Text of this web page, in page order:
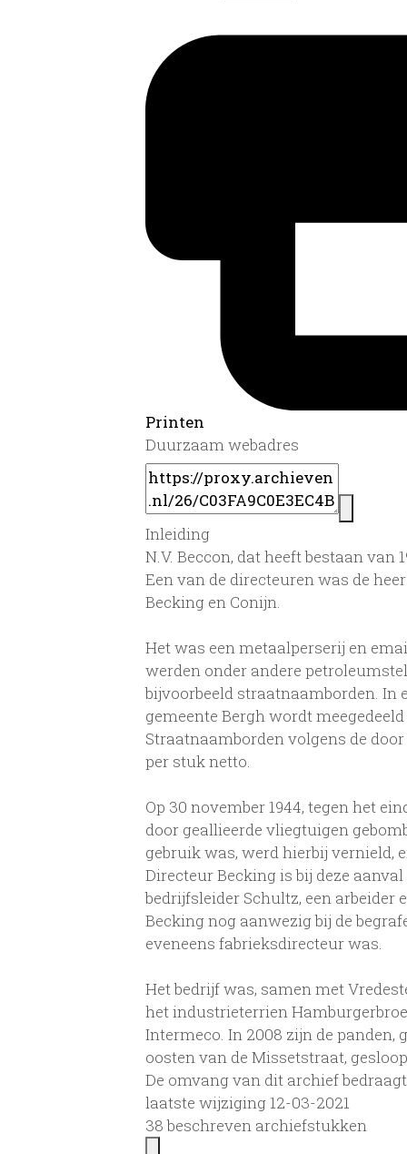
Printen
Duurzaam webadres
Inleiding
N.V. Beccon, dat heeft bestaan van
Een van de directeuren was de
Becking en Conijn.
Het was een metaalperserij en
werden onder andere
bijvoorbeeld straatnaamborden. In
gemeente Bergh wordt
Straatnaamborden volgens de
per stuk netto.
Op 30 november 1944, tegen het
door geallieerde vliegtuigen
gebruik was, werd hierbij vernield,
Directeur Becking is bij deze
bedrijfsleider Schultz, een arbeider
Becking nog aanwezig bij de
eveneens fabrieksdirecteur was.
Het bedrijf was, samen met
het industrieterrien
Intermeco. In 2008 zijn de panden,
oosten van de Missetstraat,
De omvang van dit archief
laatste wijziging 12-03-2021
38 beschreven archiefstukken